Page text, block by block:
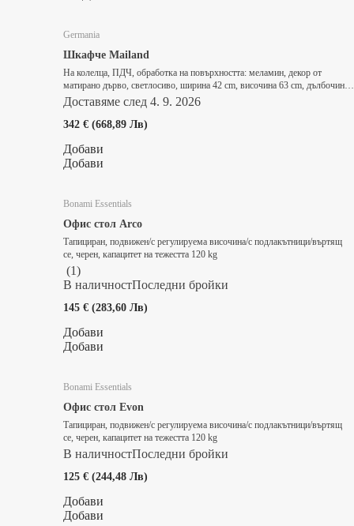
Germania
Шкафче Mailand
На колелца, ПДЧ, oбработка на повърхността: меламин, декор от
матирано дърво, светлосиво, ширина 42 cm, височина 63 cm, дълбочина
60 cm
Доставяме след 4. 9. 2026
342 € (668,89 Лв)
Добави
Добави
Bonami Essentials
Офис стол Arco
Тапициран, подвижен/с регулируема височина/с подлакътници/въртящ
се, черен, капацитет на тежестта 120 kg
(1)
В наличностПоследни бройки
145 € (283,60 Лв)
Добави
Добави
Bonami Essentials
Офис стол Evon
Тапициран, подвижен/с регулируема височина/с подлакътници/въртящ
се, черен, капацитет на тежестта 120 kg
В наличностПоследни бройки
125 € (244,48 Лв)
Добави
Добави